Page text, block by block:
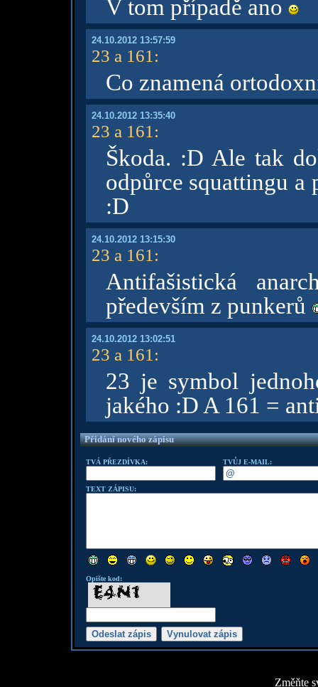
V tom případě ano
24.10.2012 13:57:59
23 a 161 :
Co znamená
24.10.2012 13:35:40
23 a 161 :
Škoda. :D Ale tak
odpůrce squattingu a
:D
24.10.2012 13:15:30
23 a 161 :
Antifašistická
především z punkerů
24.10.2012 13:02:51
23 a 161 :
23 je symbol
jakého :D A 161 =
Přidání nového zápisu
TVÁ PŘEZDÍVKA: TVŮJ E-MAIL:
TEXT ZÁPISU:
Opište kod:
Změňte